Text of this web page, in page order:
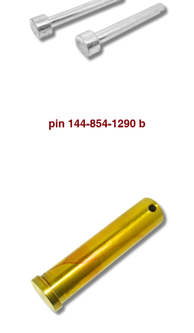
pin 144-854-1290 b